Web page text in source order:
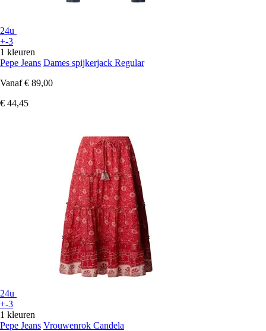
24u
+-3
1 kleuren
Pepe Jeans Dames spijkerjack Regular
Vanaf € 89,00
€ 44,45
24u
+-3
1 kleuren
Pepe Jeans Vrouwenrok Candela